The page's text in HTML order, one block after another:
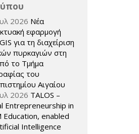
2026 Νέα
εφαρμογή
για τη διαχείριση
πυρκαγιών στη
το Τμήμα
του
Αιγαίου
2026 TALOS –
Entrepreneurship in
Education, enabled
Intelligence